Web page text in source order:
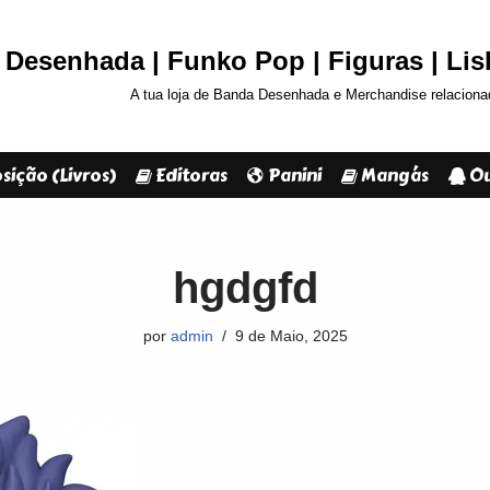
| Funko Pop | Figuras |
A tua loja de Banda Desenhada e Merchandise
(Livros) Editoras Panini Mangás
hgdgfd
por admin 9 de Maio, 2025